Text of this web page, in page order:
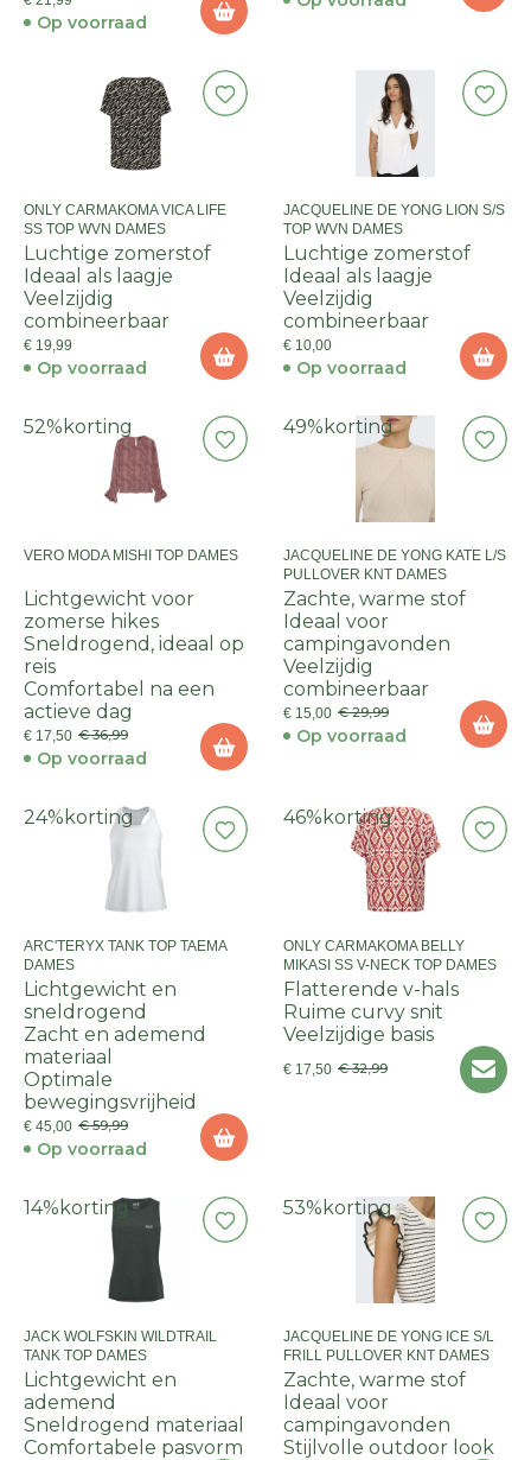
Op voorraad
ONLY CARMAKOMA VICA LIFE
SS TOP WVN DAMES
Luchtige zomerstof
Ideaal als laagje
Veelzijdig
combineerbaar
€ 19,99
Op voorraad
JACQUELINE DE YONG LION S/S
TOP WVN DAMES
Luchtige zomerstof
Ideaal als laagje
Veelzijdig
combineerbaar
€ 10,00
Op voorraad
52% korting
VERO MODA MISHI TOP DAMES
Lichtgewicht voor
zomerse hikes
Sneldrogend, ideaal op
reis
Comfortabel na een
actieve dag
€ 17,50 € 36,99
Op voorraad
49% korting
JACQUELINE DE YONG KATE L/S
PULLOVER KNT DAMES
Zachte, warme stof
Ideaal voor
campingavonden
Veelzijdig
combineerbaar
€ 15,00 € 29,99
Op voorraad
24% korting
ARC'TERYX TANK TOP TAEMA
DAMES
Lichtgewicht en
sneldrogend
Zacht en ademend
materiaal
Optimale
bewegingsvrijheid
€ 45,00 € 59,99
Op voorraad
46% korting
ONLY CARMAKOMA BELLY
MIKASI SS V-NECK TOP DAMES
Flatterende v-hals
Ruime curvy snit
Veelzijdige basis
€ 17,50 € 32,99
14% korting
JACK WOLFSKIN WILDTRAIL
TANK TOP DAMES
Lichtgewicht en
ademend
Sneldrogend materiaal
Comfortabele pasvorm
53% korting
JACQUELINE DE YONG ICE S/L
FRILL PULLOVER KNT DAMES
Zachte, warme stof
Ideaal voor
campingavonden
Stijlvolle outdoor look